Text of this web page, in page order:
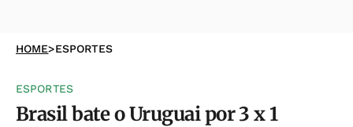
HOME>ESPORTES
ESPORTES
Brasil bate o Uruguai por 3 x 1